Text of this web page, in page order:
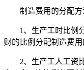
制造费用的分配方
1、生产工时比例分
财的比例分配制造费用
2、生产工人工资比